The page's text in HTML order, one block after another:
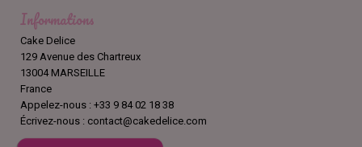
Informations
Cake Delice
129 Avenue des Chartreux
13004 MARSEILLE
France
Appelez-nous : +33 9 84 02 18 38
Écrivez-nous : contact@cakedelice.com